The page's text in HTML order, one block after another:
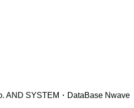
AND SYSTEM・DataBase Nwave